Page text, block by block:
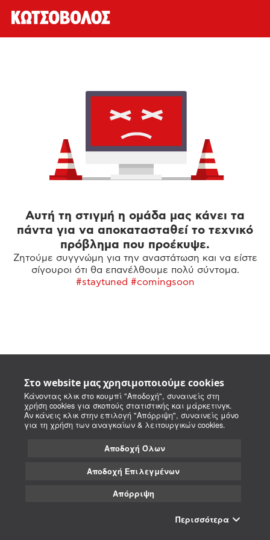
Στο website μας χρησιμοποιούμε cookies
Κάνοντας κλικ στο κουμπί "Αποδοχή", συναινείς στη
χρήση cookies για σκοπούς στατιστικής και μάρκετινγκ.
Αν κάνεις κλικ στην επιλογή "Απόρριψη", συναινείς μόνο
για τη χρήση των αναγκαίων & λειτουργικών cookies.
Αποδοχή Όλων
Αποδοχή Επιλεγμένων
Απόρριψη
Περισσότερα
Αυτή τη στιγμή η ομάδα μας κάνει τα
πάντα για να αποκατασταθεί το τεχνικό
πρόβλημα που προέκυψε.
Ζητούμε συγγνώμη για την αναστάτωση και να είστε
σίγουροι ότι θα επανέλθουμε πολύ σύντομα.
#staytuned #comingsoon